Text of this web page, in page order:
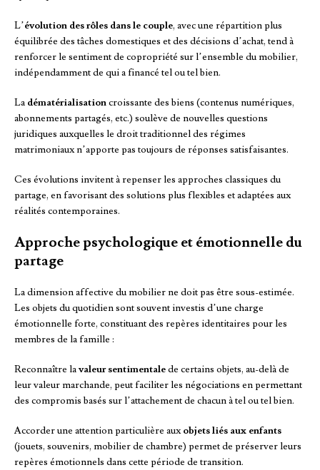
L’évolution des rôles dans le couple, avec une répartition plus
équilibrée des tâches domestiques et des décisions d’achat, tend à
renforcer le sentiment de copropriété sur l’ensemble du mobilier,
indépendamment de qui a financé tel ou tel bien.
La dématérialisationcroissante des biens (contenus numériques,
abonnements partagés, etc.) soulève de nouvelles questions
juridiques auxquelles le droit traditionnel des régimes
matrimoniaux n’apporte pas toujours de réponses satisfaisantes.
Ces évolutions invitent à repenser les approches classiques du
partage, en favorisant des solutions plus flexibles et adaptées aux
réalités contemporaines.
Approche psychologique et émotionnelle du
partage
La dimension affective du mobilier ne doit pas être sous-estimée.
Les objets du quotidien sont souvent investis d’une charge
émotionnelle forte, constituant des repères identitaires pour les
membres de la famille :
Reconnaître lavaleur sentimentalede certains objets, au-delà de
leur valeur marchande, peut faciliter les négociations en permettant
des compromis basés sur l’attachement de chacun à tel ou tel bien.
Accorder une attention particulière auxobjets liés aux enfants
(jouets, souvenirs, mobilier de chambre) permet de préserver leurs
repères émotionnels dans cette période de transition.